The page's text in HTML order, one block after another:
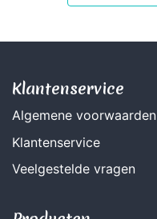
Klantenservice
Algemene voorwaarden
Klantenservice
Veelgestelde vragen